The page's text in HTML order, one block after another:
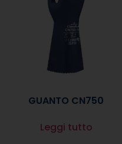
GUANTO CN750
Leggi tutto